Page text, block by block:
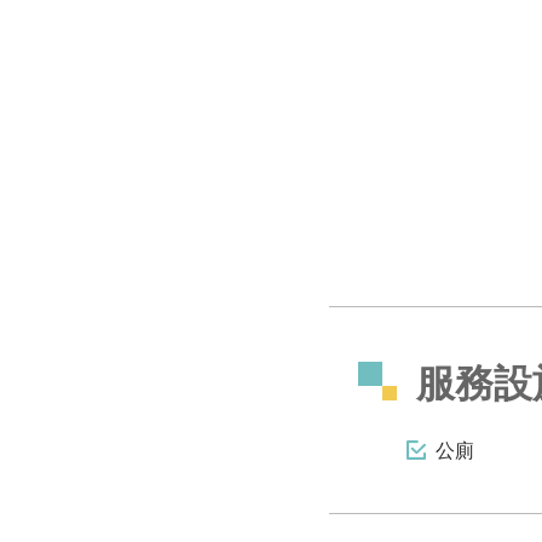
服務
公廁